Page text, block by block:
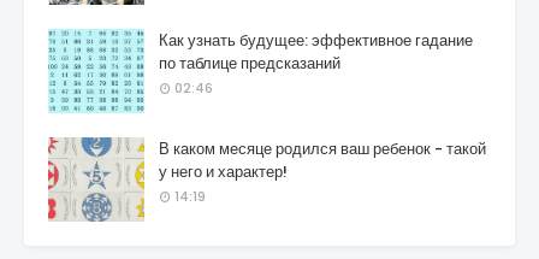
Как узнать будущее: эффективное гадание
по таблице предсказаний
02:46
В каком месяце родился ваш ребенок - такой
у него и характер!
14:19